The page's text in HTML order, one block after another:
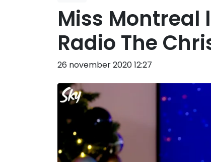
Miss Montreal
Radio The
26 november 2020 12:27